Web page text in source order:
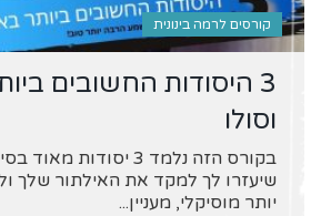
קורסים לרמה בינונית
3 היסודות החשובים
וסולו
בקורס הזה נלמד 3 יסודות
שיעזרו לך למקד את האילתור שלך
יותר מוסיקלי, מעניין...